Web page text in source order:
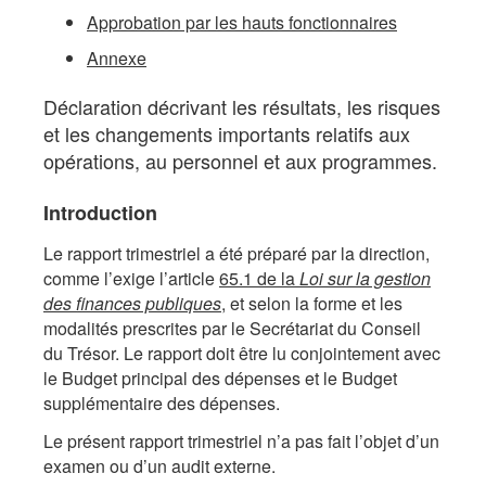
(non
vérifié)
Approbation par les hauts fonctionnaires
Annexe
Déclaration décrivant les résultats, les risques
et les changements importants relatifs aux
opérations, au personnel et aux programmes.
Introduction
Le rapport trimestriel a été préparé par la direction,
comme l’exige l’article65.1 de laLoi sur la gestion
des finances publiques, et selon la forme et les
modalités prescrites par le Secrétariat du Conseil
du Trésor. Le rapport doit être lu conjointement avec
le Budget principal des dépenses et le Budget
supplémentaire des dépenses.
Le présent rapport trimestriel n’a pas fait l’objet d’un
examen ou d’un audit externe.